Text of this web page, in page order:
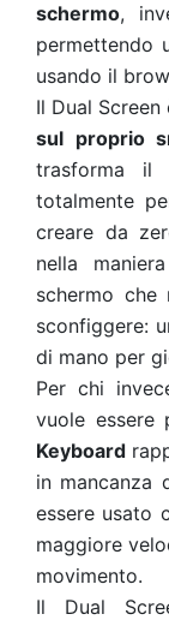
schermo,
permettendo
usando il
Il Dual
sul proprio
trasforma il
totalmente
creare da
nella
schermo che
sconfiggere:
di mano per
Per chi
vuole essere
Keyboard
in mancanza
essere usato
maggiore
movimento.
Il Dual